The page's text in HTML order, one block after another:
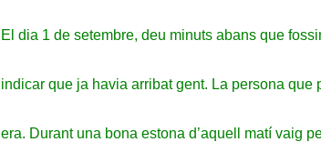
El dia 1 de setembre, deu minuts abans que
indicar que ja havia arribat gent. La persona
era. Durant una bona estona d’aquell matí vaig